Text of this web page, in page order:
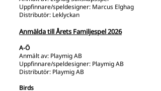
Uppfinnare/speldesigner: Marcus Elghag
Distributör: Leklyckan
Anmälda till Årets Familjespel 2026
A-Ö
Anmält av: Playmig AB
Uppfinnare/speldesigner: Playmig AB
Distributör: Playmig AB
Birds